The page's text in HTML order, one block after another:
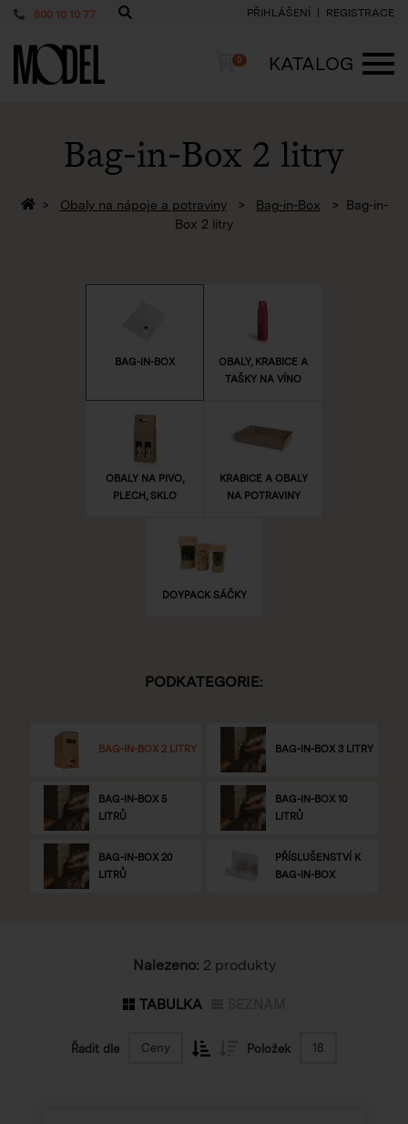
800 10 10 77 PŘIHLÁŠENÍ REGISTRACE
PackShop Košík
0
KATALOG
Bag-in-Box 2 litry
Zpět na homepage
Obaly na nápoje a potraviny Bag-in-Box
Bag-in-
Box 2 litry
BAG-IN-BOX
OBALY, KRABICE A
TAŠKY NA VÍNO
OBALY NA PIVO,
PLECH, SKLO
KRABICE A OBALY
NA POTRAVINY
DOYPACK SÁČKY
PODKATEGORIE:
BAG-IN-BOX 2 LITRY BAG-IN-BOX 3 LITRY
BAG-IN-BOX 5
LITRŮ
BAG-IN-BOX 10
LITRŮ
BAG-IN-BOX 20
LITRŮ
PŘÍSLUŠENSTVÍ K
BAG-IN-BOX
Nalezeno: 2 produkty
TABULKA
Řadit dle Ceny Položek 18